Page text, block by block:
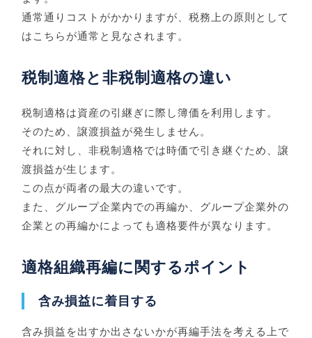
通常通りコストがかかりますが、税務上の原則として
はこちらが通常と見なされます。
税制適格と非税制適格の違い
税制適格は資産の引継ぎに際し簿価を利用します。
そのため、譲渡損益が発生しません。
それに対し、非税制適格では時価で引き継ぐため、譲
渡損益が生じます。
この点が両者の最大の違いです。
また、グループ企業内での再編か、グループ企業外の
企業との再編かによっても適格要件が異なります。
適格組織再編に関するポイント
含み損益に着目する
含み損益を出すか出さないかが再編手法を考える上で